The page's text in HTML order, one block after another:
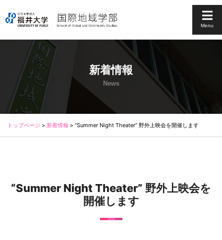
Menu
新着情報
News
トップページ > 新着情報 > “Summer Night Theater” 野外上映会を開催します
“Summer Night Theater” 野外上映会を
開催します